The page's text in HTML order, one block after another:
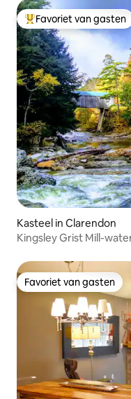
Topfavoriet van gasten
Favoriet van gasten
Kasteel in Clarendon
Kingsley Grist Mill-
Favoriet van gasten
Favoriet van gasten